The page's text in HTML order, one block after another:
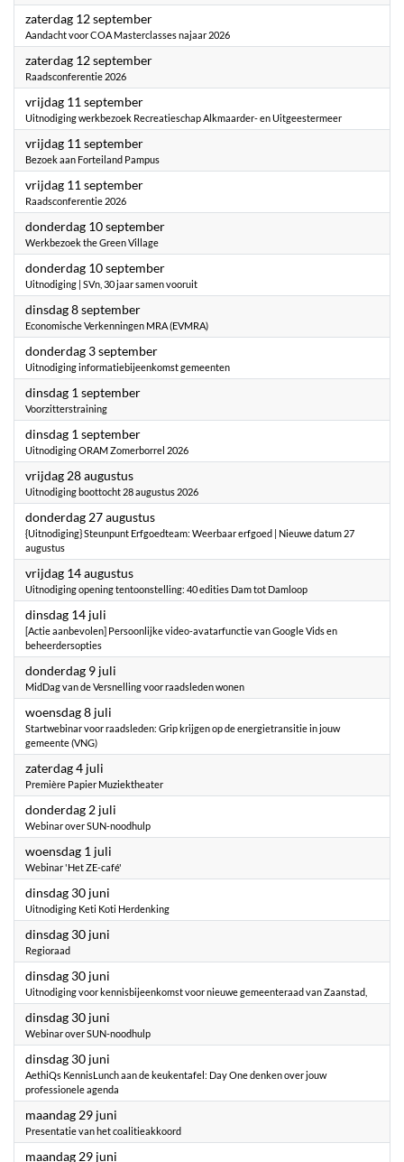
zaterdag 12 september2026
Aandacht voor COA Masterclasses najaar 2026
zaterdag 12 september2026
Raadsconferentie 2026
vrijdag 11 september2026
Uitnodiging werkbezoek Recreatieschap Alkmaarder- en Uitgeestermeer
vrijdag 11 september2026
Bezoek aan Forteiland Pampus
vrijdag 11 september2026
Raadsconferentie 2026
donderdag 10 september2026
Werkbezoek the Green Village
donderdag 10 september2026
Uitnodiging | SVn, 30 jaar samen vooruit
dinsdag 8 september2026
Economische Verkenningen MRA (EVMRA)
donderdag 3 september2026
Uitnodiging informatiebijeenkomst gemeenten
dinsdag 1 september2026
Voorzitterstraining
dinsdag 1 september2026
Uitnodiging ORAM Zomerborrel 2026
vrijdag 28 augustus2026
Uitnodiging boottocht 28 augustus 2026
donderdag 27 augustus2026
{Uitnodiging} Steunpunt Erfgoedteam: Weerbaar erfgoed | Nieuwe datum 27
augustus
vrijdag 14 augustus2026
Uitnodiging opening tentoonstelling: 40 edities Dam tot Damloop
dinsdag 14 juli
[Actie aanbevolen] Persoonlijke video-avatarfunctie van Google Vids en
beheerdersopties
donderdag 9 juli
MidDag van de Versnelling voor raadsleden wonen
woensdag 8 juli
Startwebinar voor raadsleden: Grip krijgen op de energietransitie in jouw
gemeente (VNG)
zaterdag 4 juli
Première Papier Muziektheater
donderdag 2 juli
Webinar over SUN-noodhulp
woensdag 1 juli
Webinar 'Het ZE-café'
dinsdag 30 juni
Uitnodiging Keti Koti Herdenking
dinsdag 30 juni
Regioraad
dinsdag 30 juni
Uitnodiging voor kennisbijeenkomst voor nieuwe gemeenteraad van Zaanstad,
dinsdag 30 juni
Webinar over SUN-noodhulp
dinsdag 30 juni
AethiQs KennisLunch aan de keukentafel: Day One denken over jouw
professionele agenda
maandag 29 juni
Presentatie van het coalitieakkoord
maandag 29 juni